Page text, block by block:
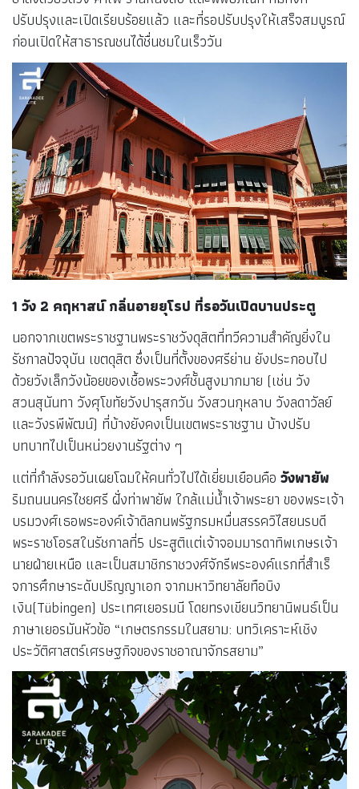
ปรับปรุงและเปิดเรียบร้อยแล้ว และที่รอปรับปรุงให้เสร็จสมบูรณ์
ก่อนเปิดให้สาธารณชนได้ชื่นชมในเร็ววัน
1 วัง 2 คฤหาสน์ กลิ่นอายยุโรป ที่รอวันเปิดบานประตู
นอกจากเขตพระราชฐานพระราชวังดุสิตที่ทวีความสำคัญยิ่งใน
รัชกาลปัจจุบัน เขตดุสิต ซึ่งเป็นที่ตั้งของศรีย่าน ยังประกอบไป
ด้วยวังเล็กวังน้อยของเชื้อพระวงศ์ชั้นสูงมากมาย (เช่น วัง
สวนสุนันทา วังศุโขทัยวังปารุสกวัน วังสวนกุหลาบ วังลดาวัลย์
และวังรพีพัฒน์) ที่บ้างยังคงเป็นเขตพระราชฐาน บ้างปรับ
บทบาทไปเป็นหน่วยงานรัฐต่าง ๆ
แต่ที่กำลังรอวันเผยโฉมให้คนทั่วไปได้เยี่ยมเยือนคือ วังพายัพ
ริมถนนนครไชยศรี ฝั่งท่าพายัพ ใกล้แม่น้ำเจ้าพระยา ของพระเจ้า
บรมวงศ์เธอพระองค์เจ้าดิลกนพรัฐกรมหมื่นสรรควิไสยนรบดี
พระราชโอรสในรัชกาลที่5 ประสูติแต่เจ้าจอมมารดาทิพเกษรเจ้า
นายฝ่ายเหนือ และเป็นสมาชิกราชวงศ์จักรีพระองค์แรกที่สําเร็
จการศึกษาระดับปริญญาเอก จากมหาวิทยาลัยทือบิง
เงิน(Tübingen) ประเทศเยอรมนี โดยทรงเขียนวิทยานิพนธ์เป็น
ภาษาเยอรมันหัวข้อ “เกษตรกรรมในสยาม: บทวิเคราะห์เชิง
ประวัติศาสตร์เศรษฐกิจของราชอาณาจักรสยาม”